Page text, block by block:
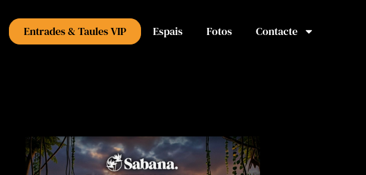
Entrades & Taules VIP Espais Fotos Contacte